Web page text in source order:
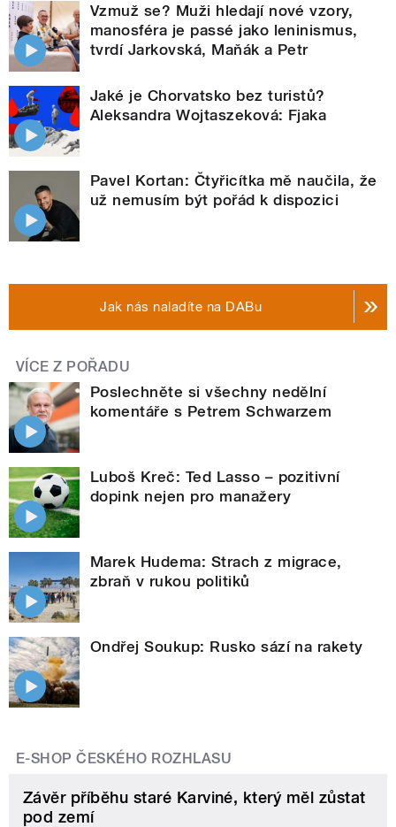
Vzmuž se? Muži hledají nové vzory,
manosféra je passé jako leninismus,
tvrdí Jarkovská, Maňák a Petr
Jaké je Chorvatsko bez turistů?
Aleksandra Wojtaszeková: Fjaka
Pavel Kortan: Čtyřicítka mě naučila, že
už nemusím být pořád k dispozici
Jak nás naladíte na DABu
VÍCE Z POŘADU
Poslechněte si všechny nedělní
komentáře s Petrem Schwarzem
Luboš Kreč: Ted Lasso – pozitivní
dopink nejen pro manažery
Marek Hudema: Strach z migrace,
zbraň v rukou politiků
Ondřej Soukup: Rusko sází na rakety
E-SHOP ČESKÉHO ROZHLASU
Závěr příběhu staré Karviné, který měl zůstat
pod zemí